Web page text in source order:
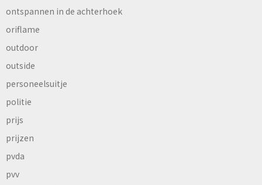
ontspannen in de achterhoek
oriflame
outdoor
outside
personeelsuitje
politie
prijs
prijzen
pvda
pvv